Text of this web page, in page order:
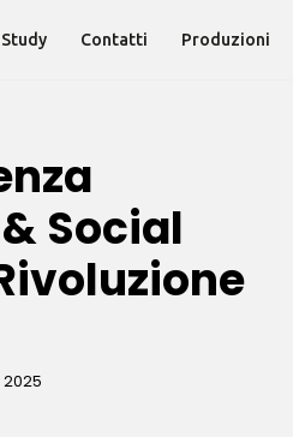
Study Contatti Produzioni
Social
2025